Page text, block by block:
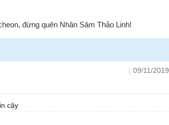
đừng quên Nhân Sâm Thảo Linh!
| 09/11/2019
cậy